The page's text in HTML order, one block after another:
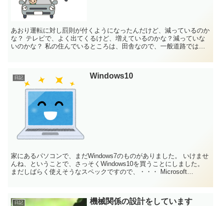
あおり運転に対し罰則が付くようになったんだけど、減っているのか
な？ テレビで、よく出てくるけど、増えているのかな？減っていな
いのかな？ 私の住んでいるところは、田舎なので、一般道路では片
日記 Windows10
家にあるパソコンで、まだWindows7のものがありました。 いけませ
んね、ということで、さっそくWindows10を買うことにしました。
まだしばらく使えそうなスペックですので、・・・ Мicrosoft
日記 機械関係の設計をしています